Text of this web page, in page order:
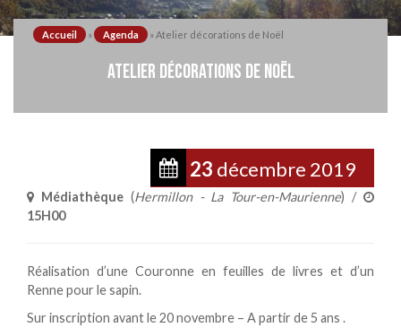
Accueil » Agenda »Atelier décorations de Noël
ATELIER DÉCORATIONS DE NOËL
23 décembre 2019
Médiathèque(Hermillon - La Tour-en-Maurienne) /
15H00
Réalisation d’une Couronne en feuilles de livres et d’un
Renne pour le sapin.
Sur inscription avant le 20 novembre – A partir de 5 ans .